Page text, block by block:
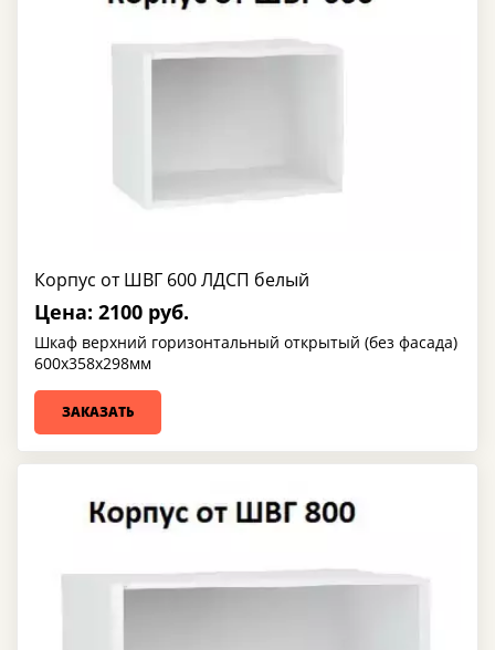
Корпус от ШВГ 600 ЛДСП белый
Цена: 2100 руб.
Шкаф верхний горизонтальный открытый (без фасада)
600х358х298мм
ЗАКАЗАТЬ